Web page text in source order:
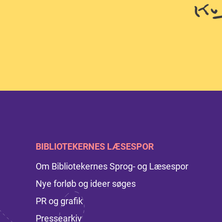
BIBLIOTEKERNES LÆSESPOR
Om Bibliotekernes Sprog- og Læsespor
Nye forløb og ideer søges
PR og grafik
Pressearkiv